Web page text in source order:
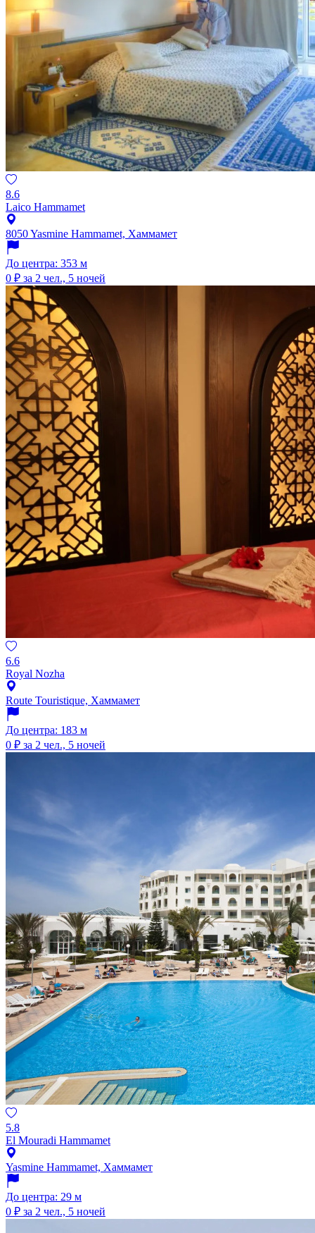
8.6
Laico Hammamet
8050 Yasmine Hammamet, Хаммамет
До центра: 353 м
0 ₽ за 2 чел., 5 ночей
6.6
Royal Nozha
Route Touristique, Хаммамет
До центра: 183 м
0 ₽ за 2 чел., 5 ночей
5.8
El Mouradi Hammamet
Yasmine Hammamet, Хаммамет
До центра: 29 м
0 ₽ за 2 чел., 5 ночей